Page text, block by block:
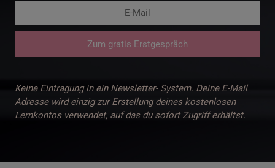
Zum gratis Erstgespräch
Keine Eintragung in ein Newsletter- System. Deine E-Mail
Adresse wird einzig zur Erstellung deines kostenlosen
Lernkontos verwendet, auf das du sofort Zugriff erhältst.